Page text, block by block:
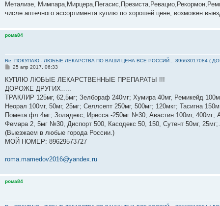
и
е
Метализе,
числе аптечного ассортимента куплю по хорошей цене, возможен
рома84
Re: ПОКУПАЮ - ЛЮБЫЕ ЛЕКАРСТВА ПО ВАШИ ЦЕНА ВСЕ РОССИЙ... 89663017084 (
С
о
щ
е
и
е
25 апр 2017, 06:33
КУПЛЮ ЛЮБЫЕ ЛЕКАРСТВЕННЫЕ ПРЕПАРАТЫ !!!
ДОРОЖЕ ДРУГИХ…..
ТРАКЛИР 125мг, 62,5мг; Зелбораф 240мг; Хумира 40мг, Ремикейд
Неорал 100мг, 50мг, 25мг; Селлсепт 250мг, 500мг; 120мкг; Тасигна
Помета фл 4мг; Золадекс; Иресса -250мг №30; Авастин 100мг, 400мг;
Фемара 2, 5мг №30, Диспорт 500, Касодекс 50, 150, Сутент 50мг,
(Выезжаем в любые города России.)
МОЙ НОМЕР: ‪89629573727‬
roma.mamedov2016@yandex.ru
рома84